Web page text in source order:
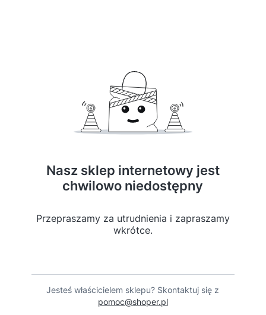
Nasz sklep internetowy jest
chwilowo niedostępny
Przepraszamy za utrudnienia i zapraszamy
wkrótce.
Jesteś właścicielem sklepu? Skontaktuj się z
pomoc@shoper.pl